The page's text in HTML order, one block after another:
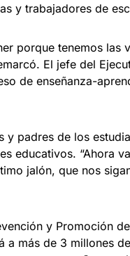
y trabajadores de
porque tenemos las
El jefe del
de enseñanza-
y padres de los
educativos. “Ahora
jalón, que nos
y Promoción
a más de 3 millones